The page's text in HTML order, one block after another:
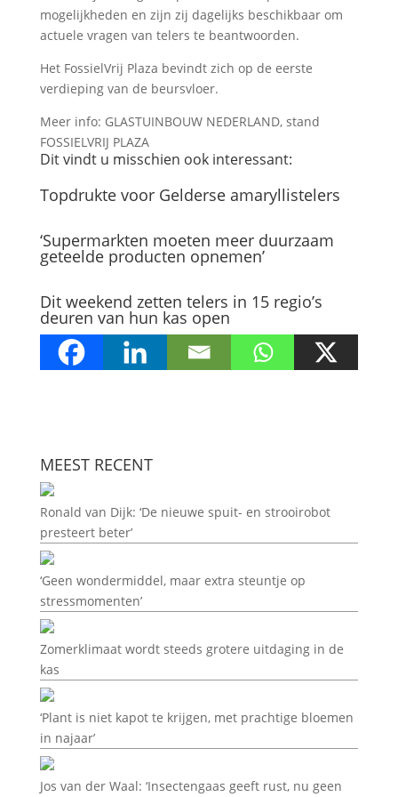
mogelijkheden en zijn zij dagelijks beschikbaar om
actuele vragen van telers te beantwoorden.
Het FossielVrij Plaza bevindt zich op de eerste
verdieping van de beursvloer.
Meer info: GLASTUINBOUW NEDERLAND, stand
FOSSIELVRIJ PLAZA
Dit vindt u misschien ook interessant:
Topdrukte voor Gelderse amaryllistelers
‘Supermarkten moeten meer duurzaam
geteelde producten opnemen’
Dit weekend zetten telers in 15 regio’s
deuren van hun kas open
MEEST RECENT
Ronald van Dijk: ‘De nieuwe spuit- en strooirobot
presteert beter’
‘Geen wondermiddel, maar extra steuntje op
stressmomenten’
Zomerklimaat wordt steeds grotere uitdaging in de
kas
‘Plant is niet kapot te krijgen, met prachtige bloemen
in najaar’
Jos van der Waal: ‘Insectengaas geeft rust, nu geen